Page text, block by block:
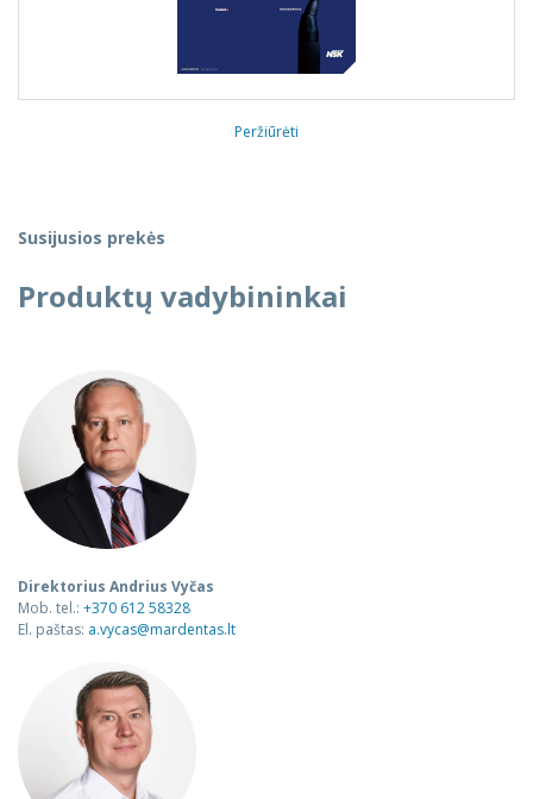
Peržiūrėti
Susijusios prekės
Produktų vadybininkai
Direktorius Andrius Vyčas
Mob. tel.: +370 612 58328
El. paštas: a.vycas@mardentas.lt